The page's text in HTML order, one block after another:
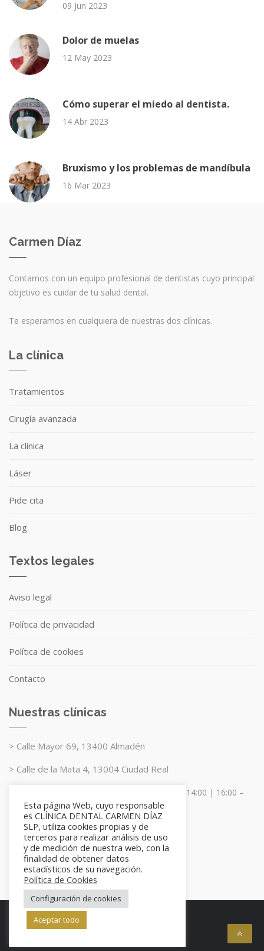
09 Jun 2023
Dolor de muelas
12 May 2023
Cómo superar el miedo al dentista.
14 Abr 2023
Bruxismo y los problemas de mandíbula
16 Mar 2023
Carmen Díaz
Contamos con un equipo profesional de dentistas cuyo principal
objetivo es cuidar de tu salud dental.
Te esperamos en cualquiera de nuestras dos clínicas.
La clínica
Tratamientos
Cirugía avanzada
La clínica
Láser
Pide cita
Blog
Textos legales
Aviso legal
Política de privacidad
Política de cookies
Contacto
Nuestras clínicas
> Calle Mayor 69, 13400 Almadén
> Calle de la Mata 4, 13004 Ciudad Real
Nuestro horario es de lunes a viernes: 10:00 – 14:00 | 16:00 –
20:00
info@clinicadentalcarmendiaz.com
Esta página Web, cuyo responsable
es CLÍNICA DENTAL CARMEN DÍAZ
SLP, utiliza cookies propias y de
terceros para realizar análisis de uso
y de medición de nuestra web, con la
finalidad de obtener datos
estadísticos de su navegación.
Política de Cookies
Configuración de cookies
Aceptar todo